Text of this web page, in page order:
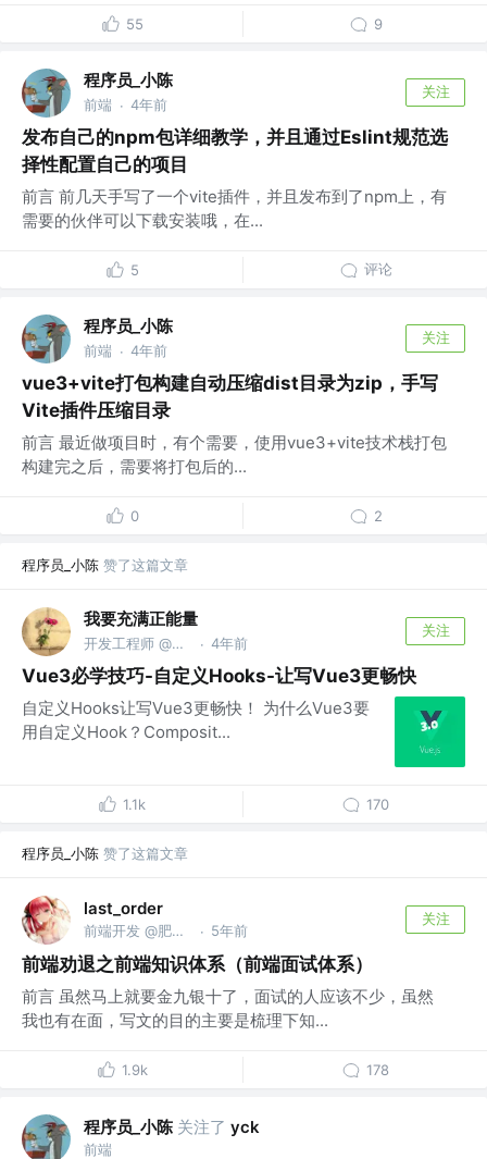
55 9
程序员_小陈
前端 · 4年前
关注
发布自己的npm包详细教学，并且通过Eslint规范选
择性配置自己的项目
前言 前几天手写了一个vite插件，并且发布到了npm上，有
需要的伙伴可以下载安装哦，在...
5 评论
程序员_小陈
前端 · 4年前
关注
vue3+vite打包构建自动压缩dist目录为zip，手写
Vite插件压缩目录
前言 最近做项目时，有个需要，使用vue3+vite技术栈打包
构建完之后，需要将打包后的...
0 2
程序员_小陈 赞了这篇文章
我要充满正能量
开发工程师 @珠海金邦达制卡 · 4年前
关注
Vue3必学技巧-自定义Hooks-让写Vue3更畅快
自定义Hooks让写Vue3更畅快！ 为什么Vue3要
用自定义Hook？Composit...
1.1k 170
程序员_小陈 赞了这篇文章
last_order
前端开发 @肥宅集团有限公司 · 5年前
关注
前端劝退之前端知识体系（前端面试体系）
前言 虽然马上就要金九银十了，面试的人应该不少，虽然
我也有在面，写文的目的主要是梳理下知...
1.9k 178
程序员_小陈 关注了 yck
前端